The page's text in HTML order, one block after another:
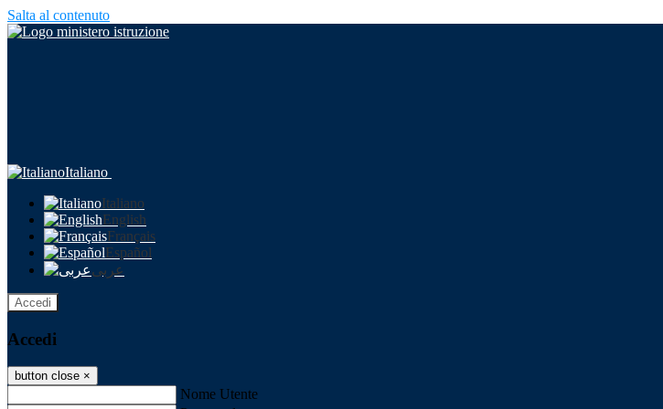
Salta al contenuto
Italiano
Italiano
English
Français
Español
عربى
Accedi
Accedi
button close ×
Nome Utente